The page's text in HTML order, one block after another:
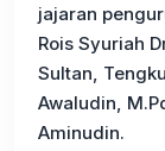
jajaran
Rois Syuriah
Sultan,
Awaludin,
Aminudin.